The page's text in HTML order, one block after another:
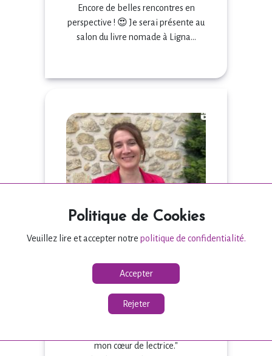
Politique de Cookies
Veuillez lire et accepter notre politique de confidentialité.
Accepter
Rejeter
Encore de belles rencontres en
perspective ! 😍 Je serai présente au
salon du livre nomade à Ligna...
Vidéo de présentation de 42 s.
Le hasard sur le toit
Mes livres
mon cœur de lectrice."